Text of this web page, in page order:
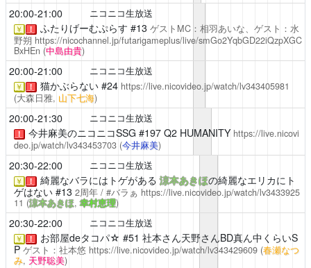
20:00-21:00 ニコニコ生放送
￥ ！ ふたりげーむぷらす #13 ゲストMC：相羽あいな、ゲスト：水
野朔 https://nicochannel.jp/futarigameplus/live/smGo2YqbGD22iQzpXGC
BxHEn (中島由貴)
20:00-21:00 ニコニコ生放送
￥ ！ 猫かぶらない#24 https://live.nicovideo.jp/watch/lv343405981
(大森日雅, 山下七海)
20:00-21:30 ニコニコ生放送
！ 今井麻美のニコニコSSG #197 Q2 HUMANITY https://live.nicovi
deo.jp/watch/lv343453703 (今井麻美)
20:30-22:00 ニコニコ生放送
￥ ！ 綺麗なバラにはトゲがある 涼本あきほの綺麗なエリカにト
ゲはない #13 2周年 / #バラぁ https://live.nicovideo.jp/watch/lv3433925
11 (涼本あきほ,幸村恵理)
20:30-22:00 ニコニコ生放送
￥ ！ お部屋deタコパ☆ #51 社本さん天野さんBD真ん中くらいS
P ゲスト：社本悠 https://live.nicovideo.jp/watch/lv343429609 (春瀬なつ
み, 天野聡美)